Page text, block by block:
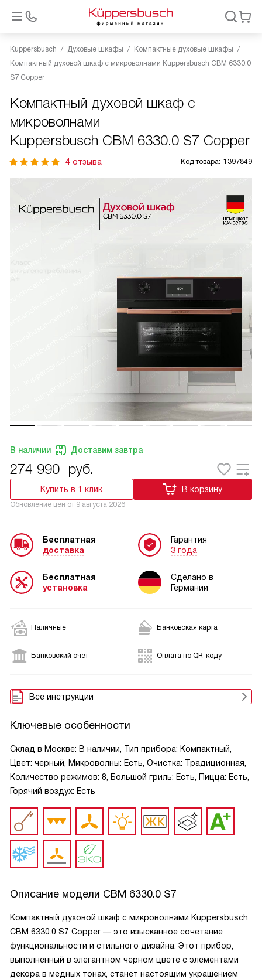
Kuppersbusch Духовые шкафы
Компактные духовые шкафы
Компактный духовой шкаф с микроволнами Kuppersbusch CBM 6330.0
S7 Copper
Компактный духовой шкаф с
микроволнами
Kuppersbusch CBM 6330.0 S7 Copper
4 отзыва Код товара: 1397849
В наличии Доставим завтра
274 990 руб.
Купить в 1 клик В корзину
Обновление цен от 9 августа 2026
Бесплатная
доставка
Бесплатная
установка
Гарантия
3 года
Сделано в
Германии
Наличные Банковская карта
Банковский счет Оплата по QR-коду
Все инструкции
Ключевые особенности
Склад в Москве: В наличии, Тип прибора: Компактный,
Цвет: черный, Микроволны: Есть, Очистка: Традиционная,
Количество режимов: 8, Большой гриль: Есть, Пицца: Есть,
Горячий воздух: Есть
Описание модели CBM 6330.0 S7
Компактный духовой шкаф с микроволнами Kuppersbusch
CBM 6330.0 S7 Copper — это изысканное сочетание
функциональности и стильного дизайна. Этот прибор,
выполненный в элегантном черном цвете с элементами
декора в медных тонах, станет настоящим украшением